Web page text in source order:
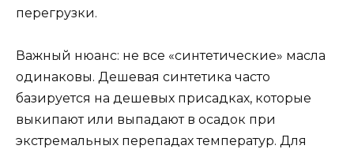
перегрузки.
Важный нюанс: не все «синтетические» масла
одинаковы. Дешевая синтетика часто
базируется на дешевых присадках, которые
выкипают или выпадают в осадок при
экстремальных перепадах температур. Для